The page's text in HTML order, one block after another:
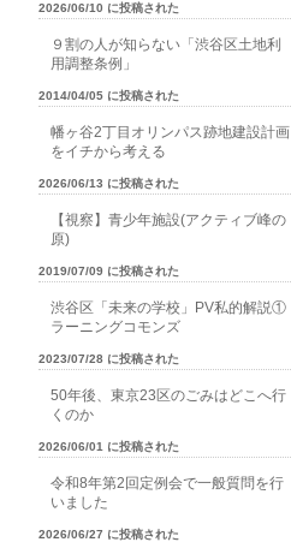
2026/06/10 に投稿された
９割の人が知らない「渋谷区土地利
用調整条例」
2014/04/05 に投稿された
幡ヶ谷2丁目オリンパス跡地建設計画
をイチから考える
2026/06/13 に投稿された
【視察】青少年施設(アクティブ峰の
原)
2019/07/09 に投稿された
渋谷区「未来の学校」PV私的解説①
ラーニングコモンズ
2023/07/28 に投稿された
50年後、東京23区のごみはどこへ行
くのか
2026/06/01 に投稿された
令和8年第2回定例会で一般質問を行
いました
2026/06/27 に投稿された